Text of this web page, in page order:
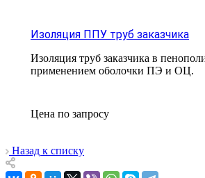
Изоляция ППУ труб заказчика
Изоляция труб заказчика в
применением оболочки ПЭ и ОЦ.
Цена по запросу
Назад к списку